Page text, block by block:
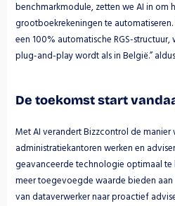
benchmarkmodule, zetten we AI in om
grootboekrekeningen te
een 100% automatische RGS-
plug-and-play wordt als in België.”
De toekomst start
Met AI verandert Bizzcontrol de
administratiekantoren werken en
geavanceerde technologie optimaal te
meer toegevoegde waarde bieden aan
van dataverwerker naar proactief